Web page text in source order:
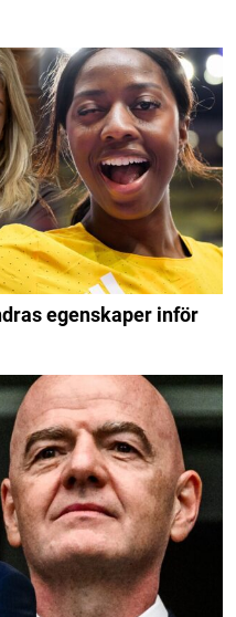
egenskaper inför